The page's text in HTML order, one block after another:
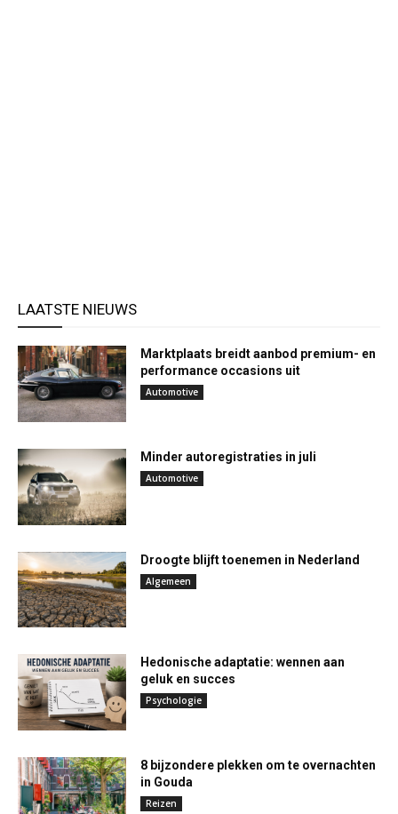
LAATSTE NIEUWS
Marktplaats breidt aanbod premium- en
performance occasions uit
Automotive
Minder autoregistraties in juli
Automotive
Droogte blijft toenemen in Nederland
Algemeen
Hedonische adaptatie: wennen aan
geluk en succes
Psychologie
8 bijzondere plekken om te overnachten
in Gouda
Reizen